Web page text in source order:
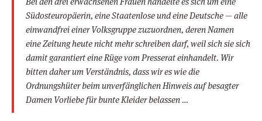
Südosteuropäerin, eine Staatenlose und eine Deutsche — alle
einwandfrei einer Volksgruppe zuzuordnen, deren Namen
eine Zeitung heute nicht mehr schreiben darf, weil sich sie sich
damit garantiert eine Rüge vom Presserat einhandelt. Wir
bitten daher um Verständnis, dass wir es wie die
Ordnungshüter beim unverfänglichen Hinweis auf besagter
Damen Vorliebe für bunte Kleider belassen …